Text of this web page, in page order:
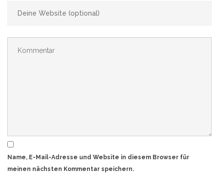
Name, E-Mail-Adresse und Website in diesem Browser für
meinen nächsten Kommentar speichern.